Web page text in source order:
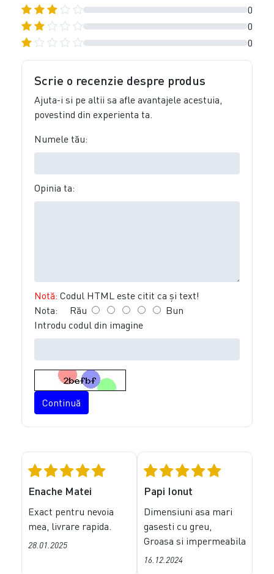
0
0
0
Scrie o recenzie despre produs
Ajuta-i si pe altii sa afle avantajele acestuia,
povestind din experienta ta.
Numele tău:
Opinia ta:
Notă: Codul HTML este citit ca şi text!
Nota: Rău
Bun
Introdu codul din imagine
Continuă
Enache Matei
Exact pentru nevoia
mea, livrare rapida.
28.01.2025
Papi Ionut
Dimensiuni asa mari
gasesti cu greu,
Groasa si impermeabila
16.12.2024